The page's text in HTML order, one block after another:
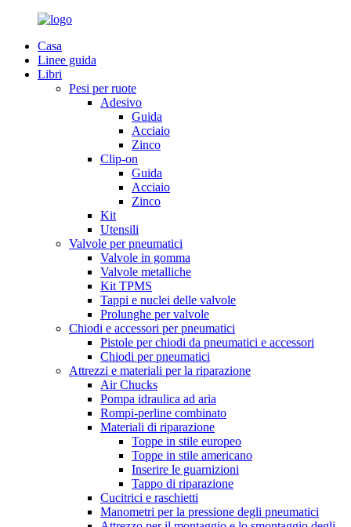
Casa
Linee guida
Libri
Pesi per ruote
Adesivo
Guida
Acciaio
Zinco
Clip-on
Guida
Acciaio
Zinco
Kit
Utensili
Valvole per pneumatici
Valvole in gomma
Valvole metalliche
Kit TPMS
Tappi e nuclei delle valvole
Prolunghe per valvole
Chiodi e accessori per pneumatici
Pistole per chiodi da pneumatici e accessori
Chiodi per pneumatici
Attrezzi e materiali per la riparazione
Air Chucks
Pompa idraulica ad aria
Rompi-perline combinato
Materiali di riparazione
Toppe in stile europeo
Toppe in stile americano
Inserire le guarnizioni
Tappo di riparazione
Cucitrici e raschietti
Manometri per la pressione degli pneumatici